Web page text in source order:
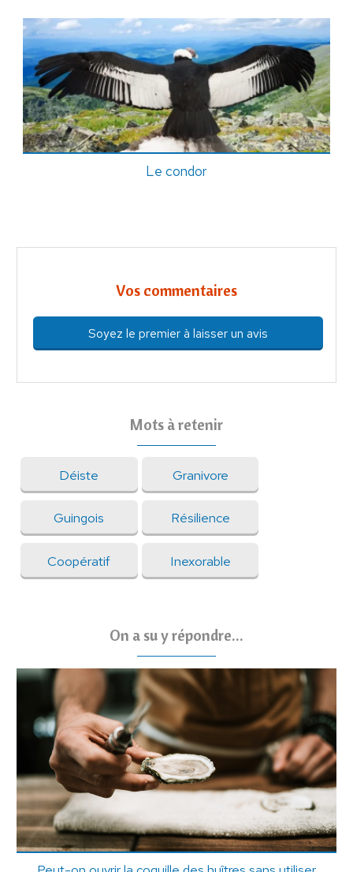
Le condor
Vos commentaires
Soyez le premier à laisser un avis
Mots à retenir
Déiste Granivore
Guingois Résilience
Coopératif Inexorable
On a su y répondre...